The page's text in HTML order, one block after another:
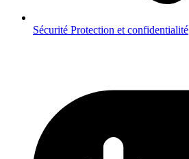
Sécurité Protection et confidentialité